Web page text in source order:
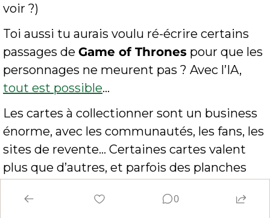
voir ?)
Toi aussi tu aurais voulu ré-écrire certains
passages de Game of Thrones pour que les
tout est possible…
Les cartes à collectionner sont un business
énorme, avec les communautés, les fans, les
sites de revente… Certaines cartes valent
plus que d’autres, et parfois des planches
marché on ne sait pas trop comment.
0